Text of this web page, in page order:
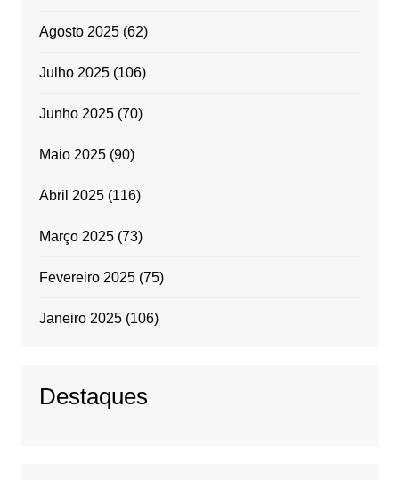
Agosto 2025(62)
Julho 2025(106)
Junho 2025(70)
Maio 2025(90)
Abril 2025(116)
Março 2025(73)
Fevereiro 2025(75)
Janeiro 2025(106)
Destaques